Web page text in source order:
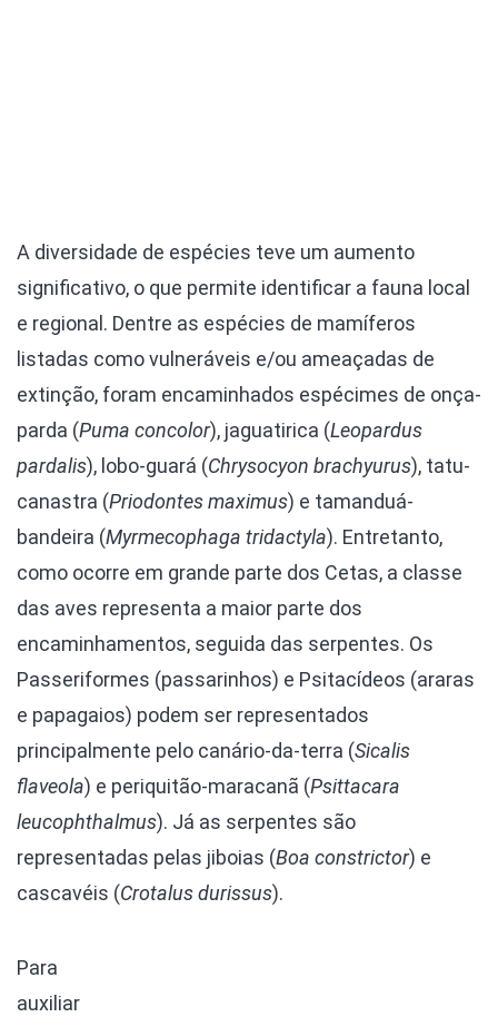
A diversidade de espécies teve um aumento
significativo, o que permite identificar a fauna local
e regional. Dentre as espécies de mamíferos
listadas como vulneráveis e/ou ameaçadas de
extinção, foram encaminhados espécimes de onça-
parda (Puma concolor), jaguatirica (Leopardus
pardalis), lobo-guará (Chrysocyon brachyurus), tatu-
canastra (Priodontes maximus) e tamanduá-
bandeira (Myrmecophaga tridactyla). Entretanto,
como ocorre em grande parte dos Cetas, a classe
das aves representa a maior parte dos
encaminhamentos, seguida das serpentes. Os
Passeriformes (passarinhos) e Psitacídeos (araras
e papagaios) podem ser representados
principalmente pelo canário-da-terra (Sicalis
flaveola) e periquitão-maracanã (Psittacara
leucophthalmus). Já as serpentes são
representadas pelas jiboias (Boa constrictor) e
cascavéis (Crotalus durissus).
Para
auxiliar